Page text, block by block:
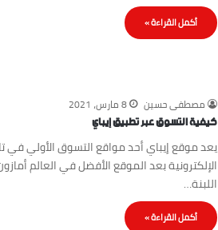
أكمل القراءة »
مصطفى حسين 8 مارس، 2021
كيفية التسوق عبر تطبيق إيباي
يعد موقع إيباي أحد مواقع التسوق الأولي في
الإلكترونية بعد الموقع الأفضل في العالم
اللبنة…
أكمل القراءة »